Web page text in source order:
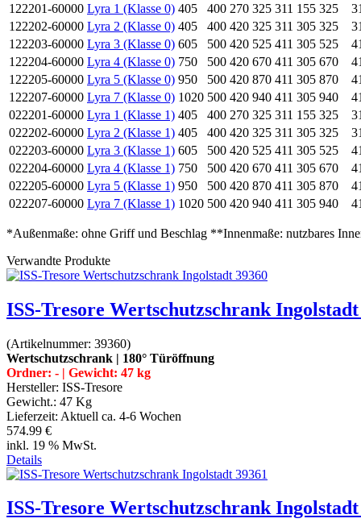
122201-60000 Lyra 1 (Klasse 0) 405 400 270 325 311 155 325
122202-60000 Lyra 2 (Klasse 0) 405 400 420 325 311 305 325
122203-60000 Lyra 3 (Klasse 0) 605 500 420 525 411 305 525
122204-60000 Lyra 4 (Klasse 0) 750 500 420 670 411 305 670
122205-60000 Lyra 5 (Klasse 0) 950 500 420 870 411 305 870
122207-60000 Lyra 7 (Klasse 0) 1020 500 420 940 411 305 940
022201-60000 Lyra 1 (Klasse 1) 405 400 270 325 311 155 325
022202-60000 Lyra 2 (Klasse 1) 405 400 420 325 311 305 325
022203-60000 Lyra 3 (Klasse 1) 605 500 420 525 411 305 525
022204-60000 Lyra 4 (Klasse 1) 750 500 420 670 411 305 670
022205-60000 Lyra 5 (Klasse 1) 950 500 420 870 411 305 870
022207-60000 Lyra 7 (Klasse 1) 1020 500 420 940 411 305 940
*Außenmaße: ohne Griff und Beschlag **Innenmaße: nutzbares
Verwandte Produkte
ISS-Tresore Wertschutzschrank Ingolstadt
(Artikelnummer: 39360)
Wertschutzschrank | 180° Türöffnung
Ordner: - | Gewicht: 47 kg
Hersteller: ISS-Tresore
Gewicht.: 47 Kg
Lieferzeit: Aktuell ca. 4-6 Wochen
574.99 €
inkl. 19 % MwSt.
Details
ISS-Tresore Wertschutzschrank Ingolstadt